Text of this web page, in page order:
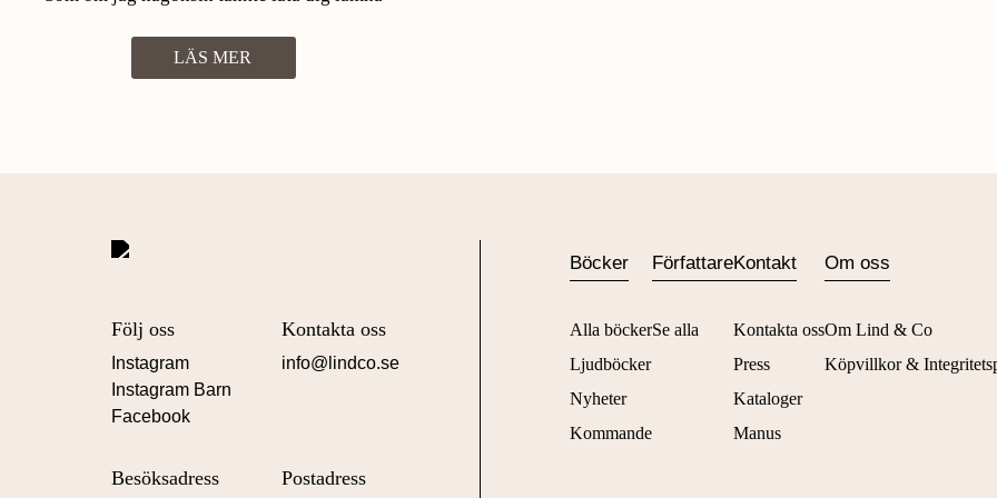
LÄS MER
Kontakta oss
info@lindco.se
Postadress
Följ oss
Instagram
Instagram Barn
Facebook
Besöksadress
Böcker
Alla böcker
Ljudböcker
Nyheter
Kommande
Författare
Se alla
Kontakt
Kontakta oss
Press
Kataloger
Manus
Om oss
Om Lind & Co
Köpvillkor &